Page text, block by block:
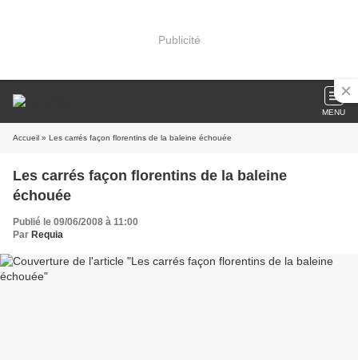
Publicité
MENU
Accueil » Les carrés façon florentins de la baleine échouée
Les carrés façon florentins de la baleine
échouée
Publié le 09/06/2008 à 11:00
Par Requia